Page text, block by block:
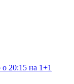
о 20:15 на 1+1